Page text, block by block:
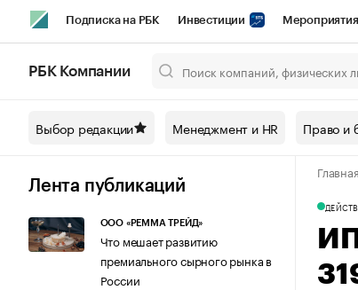
Подписка на РБК Инвестиции Мероприятия
Спецпроекты СПб Конференции СПб
Технологии и медиа Рынок
РБК Компании
Выбор редакции Менеджмент и HR Право и
Лента публикаций
ООО «РЕММА ТРЕЙД»
Что мешает развитию
премиального сырного рынка в
России
Главная